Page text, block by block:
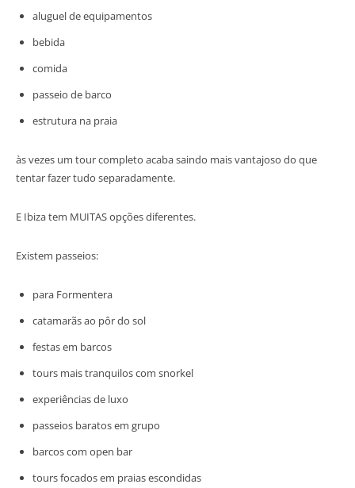
aluguel de equipamentos
bebida
comida
passeio de barco
estrutura na praia
às vezes um tour completo acaba saindo mais vantajoso do que
tentar fazer tudo separadamente.
E Ibiza tem MUITAS opções diferentes.
Existem passeios:
para Formentera
catamarãs ao pôr do sol
festas em barcos
tours mais tranquilos com snorkel
experiências de luxo
passeios baratos em grupo
barcos com open bar
tours focados em praias escondidas